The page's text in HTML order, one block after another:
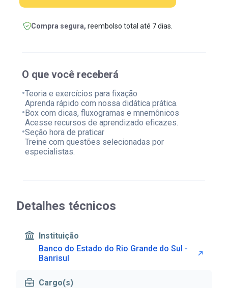
O que você receberá
•Teoria e exercícios para fixação
Aprenda rápido com nossa didática prática.
•Box com dicas, fluxogramas e mnemônicos
Acesse recursos de aprendizado eficazes.
•Seção hora de praticar
Treine com questões selecionadas por
especialistas.
Compra segura, reembolso total até 7 dias.
Detalhes técnicos
Instituição
Banco do Estado do Rio Grande do Sul -
Banrisul
Cargo(s)